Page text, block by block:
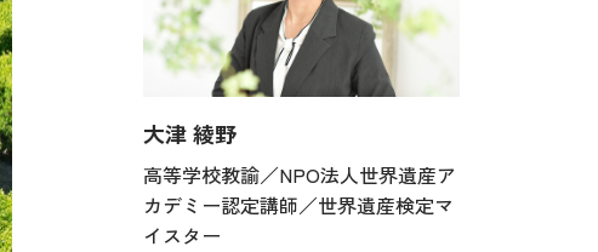
大津 綾野
高等学校教諭／NPO法人世界遺産ア
カデミー認定講師／世界遺産検定マ
イスター